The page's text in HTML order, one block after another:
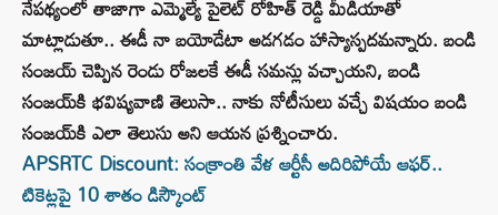
నేపథ్యంలో తాజాగా ఎమ్మెల్యే పైలెట్‌ రోహిత్‌ రెడ్డి మీడియాతో
మాట్లాడుతూ.. ఈడీ నా బయోడేటా అడగడం హాస్యాస్పదమన్నారు. బండి
సంజయ్‌ చెప్పిన రెండు రోజలకే ఈడీ సమన్లు వచ్చాయని, బండి
సంజయ్‌కి భవిష్యవాణి తెలుసా.. నాకు నోటీసులు వచ్చే విషయం బండి
సంజయ్‌కి ఎలా తెలుసు అని ఆయన ప్రశ్నించారు.
APSRTC Discount: సంక్రాంతి వేళ ఆర్టీసీ అదిరిపోయే ఆఫర్..
టికెట్లపై 10 శాతం డిస్కౌంట్